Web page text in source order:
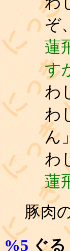
ぞ
蓮
す
わ
わ
ん」
わ
蓮
豚肉
%5 ぐる